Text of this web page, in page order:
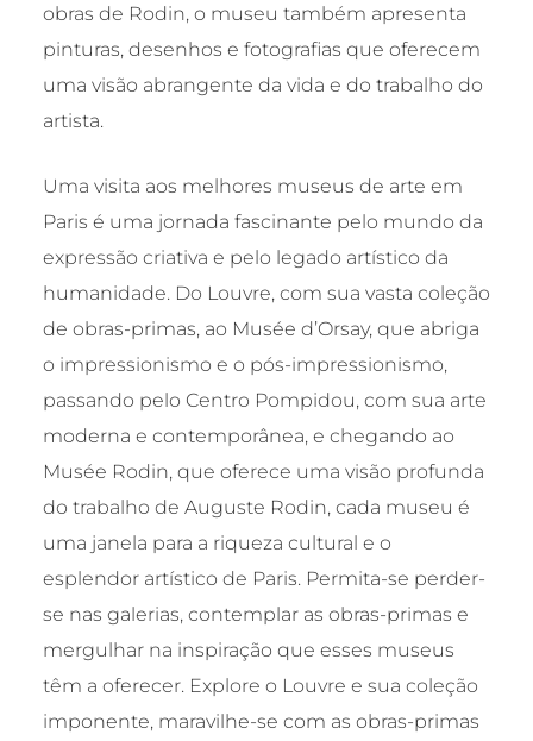
obras de Rodin, o museu também apresenta
pinturas, desenhos e fotografias que oferecem
uma visão abrangente da vida e do trabalho do
artista.
Uma visita aos melhores museus de arte em
Paris é uma jornada fascinante pelo mundo da
expressão criativa e pelo legado artístico da
humanidade. Do Louvre, com sua vasta coleção
de obras-primas, ao Musée d’Orsay, que abriga
o impressionismo e o pós-impressionismo,
passando pelo Centro Pompidou, com sua arte
moderna e contemporânea, e chegando ao
Musée Rodin, que oferece uma visão profunda
do trabalho de Auguste Rodin, cada museu é
uma janela para a riqueza cultural e o
esplendor artístico de Paris. Permita-se perder-
se nas galerias, contemplar as obras-primas e
mergulhar na inspiração que esses museus
têm a oferecer. Explore o Louvre e sua coleção
imponente, maravilhe-se com as obras-primas